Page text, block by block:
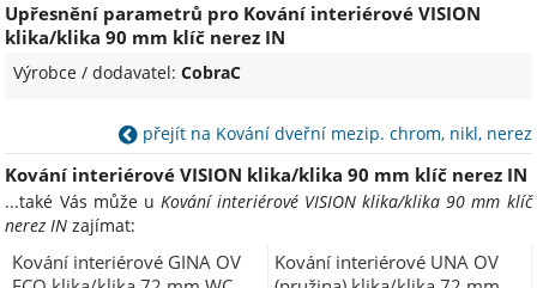
Upřesnění parametrů pro Kování interiérové VISION
klika/klika 90 mm klíč nerez IN
Výrobce / dodavatel:CobraC
přejít na Kování dveřní mezip. chrom, nikl, nerez
Kování interiérové VISION klika/klika 90 mm klíč nerez IN
...také Vás může u Kování interiérové VISION klika/klika 90 mm klíč
nerez IN zajímat:
Kování interiérové GINA OV
Kování interiérové UNA OV